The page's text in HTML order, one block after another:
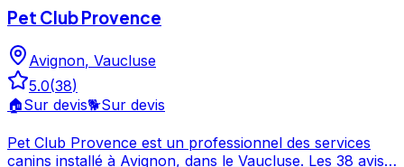
Pet Club Provence
Avignon, Vaucluse
5.0(38)
🏠Sur devis🐕Sur devis
Pet Club Provence est un professionnel des services
canins installé à Avignon, dans le Vaucluse. Les 38 avis